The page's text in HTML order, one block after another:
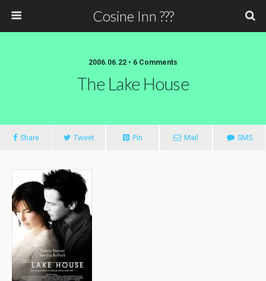
Cosine Inn ???
2006.06.22 • 6 Comments
The Lake House
Share Tweet Pin Mail SMS